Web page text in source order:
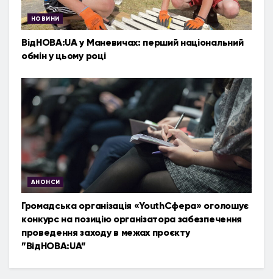
НОВИНИ
ВідНОВА:UA у Маневичах: перший національний
обмін у цьому році
АНОНСИ
Громадська організація «YouthСфера» оголошує
конкурс на позицію організатора забезпечення
проведення заходу в межах проєкту
”ВідНОВА:UA”